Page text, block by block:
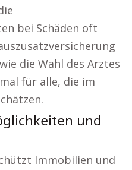
bei Schäden oft
die Wahl des Arztes
für alle, die im
und
Immobilien und